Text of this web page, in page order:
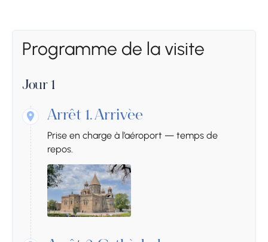
Programme de la visite
Jour 1
Arrêt 1.Arrivée
Prise en charge à l’aéroport — temps de
repos.